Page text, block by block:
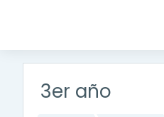
3er año